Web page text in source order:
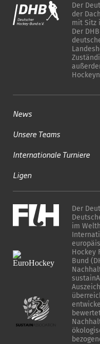
Der
der
mit Sitz
Der
News
Unsere Teams
Internationale Turniere
Ligen
Der
im
Hockey
Bund